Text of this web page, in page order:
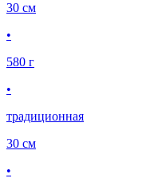
30 см
•
580 г
•
традиционная
30 см
•